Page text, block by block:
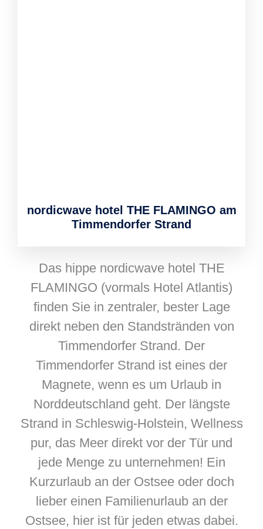
nordicwave hotel THE FLAMINGO am
Timmendorfer Strand
Das hippe nordicwave hotel THE
FLAMINGO (vormals Hotel Atlantis)
finden Sie in zentraler, bester Lage
direkt neben den Standstränden von
Timmendorfer Strand. Der
Timmendorfer Strand ist eines der
Magnete, wenn es um Urlaub in
Norddeutschland geht. Der längste
Strand in Schleswig-Holstein, Wellness
pur, das Meer direkt vor der Tür und
jede Menge zu unternehmen! Ein
Kurzurlaub an der Ostsee oder doch
lieber einen Familienurlaub an der
Ostsee, hier ist für jeden etwas dabei.